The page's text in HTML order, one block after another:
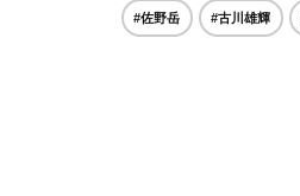
#佐野岳 #古川雄輝